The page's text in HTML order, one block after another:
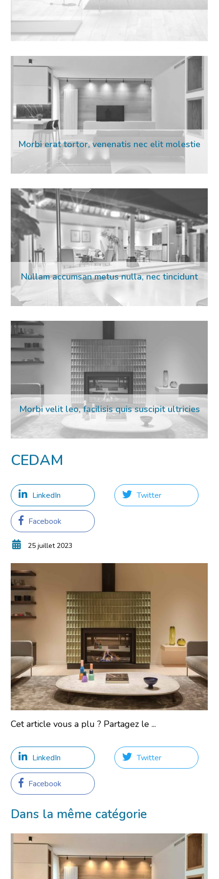
Morbi erat tortor, venenatis nec elit molestie
Nullam accumsan metus nulla, nec tincidunt
Morbi velit leo, facilisis quis suscipit ultricies
CEDAM
LinkedIn Twitter
Facebook
25 juillet 2023
Cet article vous a plu ? Partagez le ...
LinkedIn Twitter
Facebook
Dans la même catégorie